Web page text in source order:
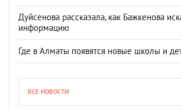
Дуйсенова рассказала, как Бажкенова
информацию
Где в Алматы появятся новые школы и
ВСЕ НОВОСТИ